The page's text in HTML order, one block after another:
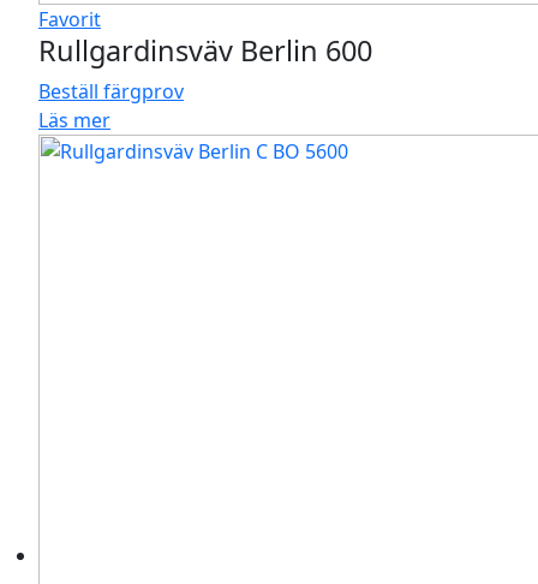
Favorit
Rullgardinsväv Berlin 600
Beställ färgprov
Läs mer